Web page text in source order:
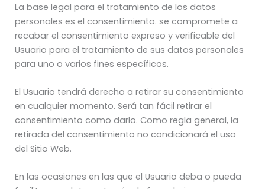
La base legal para el tratamiento de los datos
personales es el consentimiento. se compromete a
recabar el consentimiento expreso y verificable del
Usuario para el tratamiento de sus datos personales
para uno o varios fines específicos.
El Usuario tendrá derecho a retirar su consentimiento
en cualquier momento. Será tan fácil retirar el
consentimiento como darlo. Como regla general, la
retirada del consentimiento no condicionará el uso
del Sitio Web.
En las ocasiones en las que el Usuario deba o pueda